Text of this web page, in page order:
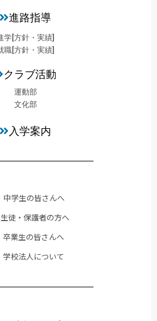
進路指導
学[方針・実績]
職[方針・実績]
クラブ活動
運動部
文化部
入学案内
学生の皆さんへ
・保護者の方へ
業生の皆さんへ
校法人について